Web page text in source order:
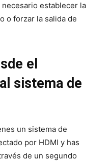
establecer la
o forzar la salida de
el
sistema de
un sistema de
por HDMI y has
de un segundo